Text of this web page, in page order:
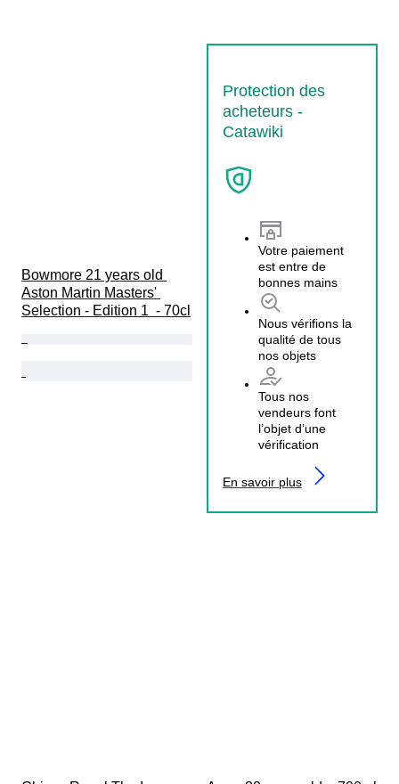
Protection des
acheteurs -
Catawiki
Votre paiement
est entre de
bonnes mains
Nous vérifions la
qualité de tous
nos objets
Tous nos
vendeurs font
l’objet d’une
vérification
En savoir plus
Bowmore 21 years old
Aston Martin Masters'
Selection - Edition 1  - 70cl